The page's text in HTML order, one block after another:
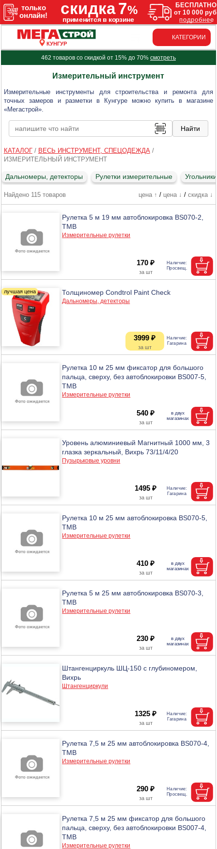
КУНГУР
КАТЕГОРИИ
462 товаров со скидкой от 15% до 70% смотреть
Измерительный инструмент
Измерительные инструменты для строительства и ремонта для
точных замеров и разметки в Кунгуре можно купить в магазине
«Мегастрой».
КАТАЛОГ/ ВЕСЬ ИНСТРУМЕНТ, СПЕЦОДЕЖДА/
ИЗМЕРИТЕЛЬНЫЙ ИНСТРУМЕНТ
Дальномеры, детекторы Рулетки измерительные
Найдено 115 товаров цена ↑ / цена ↓ / скидка ↓
Рулетка 5 м 19 мм автоблокировка BS070-2,
ТМВ
Измерительные рулетки
170 ₽
Толщиномер Condtrol Paint Check
Дальномеры, детекторы
3999 ₽
Рулетка 10 м 25 мм фиксатор для большого
пальца, сверху, без автоблокировки BS007-5,
ТМВ
Измерительные рулетки
540 ₽
Уровень алюминиевый Магнитный 1000 мм, 3
глазка зеркальный, Вихрь 73/11/4/20
Пузырьковые уровни
1495 ₽
Рулетка 10 м 25 мм автоблокировка BS070-5,
ТМВ
Измерительные рулетки
410 ₽
Рулетка 5 м 25 мм автоблокировка BS070-3,
ТМВ
Измерительные рулетки
230 ₽
Штангенциркуль ШЦ-150 с глубиномером,
Вихрь
Штангенциркули
1325 ₽
Рулетка 7,5 м 25 мм автоблокировка BS070-4,
ТМВ
Измерительные рулетки
290 ₽
Рулетка 7,5 м 25 мм фиксатор для большого
пальца, сверху, без автоблокировки BS007-4,
ТМВ
Измерительные рулетки